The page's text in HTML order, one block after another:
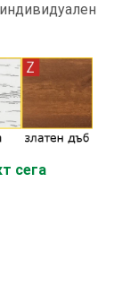
сега